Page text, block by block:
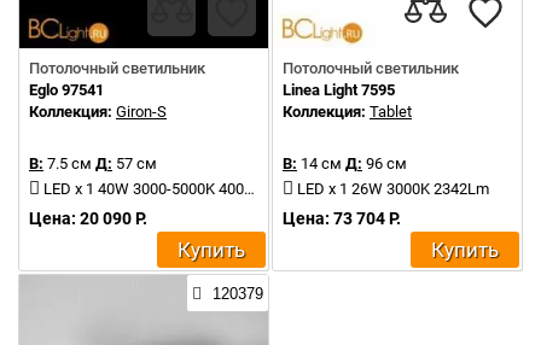
Потолочный светильник
Eglo 97541
Коллекция: Giron-S
В: 7.5 см Д: 57 см
LED x 1 40W 3000-5000K 4000Lm
Цена: 20 090 Р.
Купить
Потолочный светильник
Linea Light 7595
Коллекция: Tablet
В: 14 см Д: 96 см
LED x 1 26W 3000K 2342Lm
Цена: 73 704 Р.
Купить
120379